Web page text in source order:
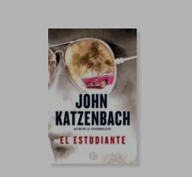
₡ 13.614